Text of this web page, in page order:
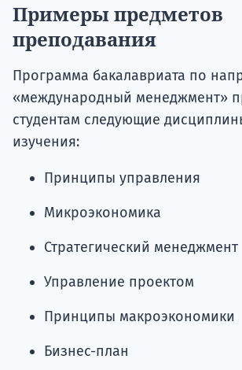
Примеры предметов
преподавания
Программа бакалавриата по
«международный менеджмент»
студентам следующие
изучения:
Принципы управления
Микроэкономика
Стратегический менеджмент
Управление проектом
Принципы макроэкономики
Бизнес-план